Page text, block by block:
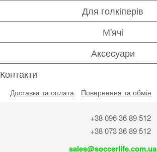
Для голкіперів
М'ячі
Аксесуари
Контакти
Доставка та оплата Повернення та обмін
+38 096 36 89 512
+38 073 36 89 512
sales@soccerlife.com.ua